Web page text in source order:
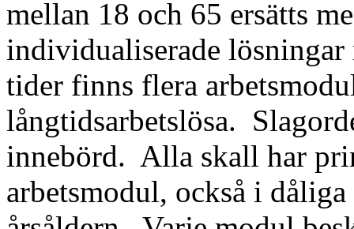
mellan 18 och 65 ersätts
individualiserade lösningar
tider finns flera
långtidsarbetslösa.
innebörd. Alla skall har
arbetsmodul, också i